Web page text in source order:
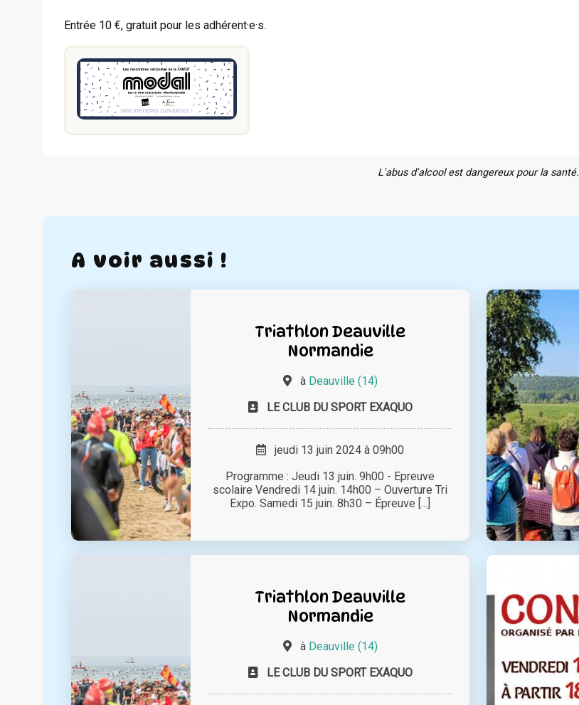
Entrée 10 €, gratuit pour les adhérent·e·s.
L'abus d'alcool est dangereux pour la santé.
A voir aussi !
Triathlon Deauville
Normandie
à Deauville (14)
LE CLUB DU SPORT EXAQUO
jeudi 13 juin 2024 à 09h00
Programme : Jeudi 13 juin. 9h00 - Epreuve
scolaire Vendredi 14 juin. 14h00 – Ouverture Tri
Expo. Samedi 15 juin. 8h30 – Épreuve [...]
Triathlon Deauville
Normandie
à Deauville (14)
LE CLUB DU SPORT EXAQUO